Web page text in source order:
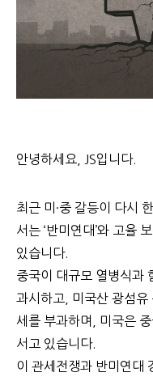
안녕하세요, JS입니다.
최근 미·중 갈등이 다시
서는 ‘반미연대’와 고율
있습니다.
중국이 대규모 열병식과
과시하고, 미국산 광섬
세를 부과하며, 미국은
서고 있습니다.
이 관세전쟁과 반미연대